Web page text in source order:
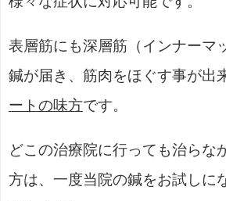
表層筋にも深層筋（インナーマ
鍼が届き、筋肉をほぐす事が出
ートの味方です。
どこの治療院に行っても治らな
方は、一度当院の鍼をお試しに